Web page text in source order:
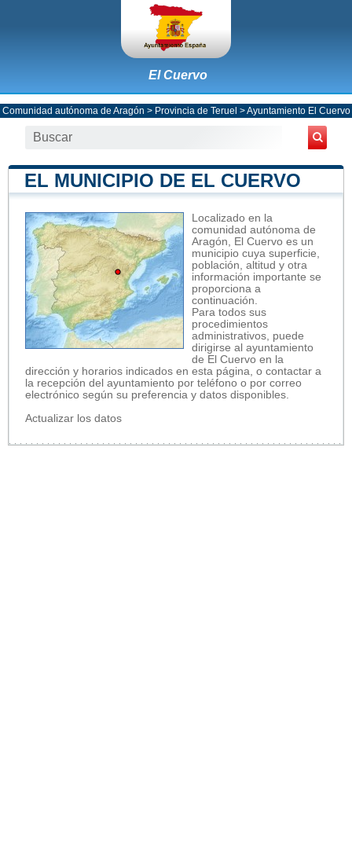
El Cuervo
Comunidad autónoma de Aragón > Provincia de Teruel >Ayuntamiento El Cuervo
EL MUNICIPIO DE EL CUERVO
Localizado en la
comunidad autónoma de
Aragón, El Cuervo es un
municipio cuya superficie,
población, altitud y otra
información importante se
proporciona a
continuación.
Para todos sus
procedimientos
administrativos, puede
dirigirse al ayuntamiento
de El Cuervo en la
dirección y horarios indicados en esta página, o contactar a
la recepción del ayuntamiento por teléfono o por correo
electrónico según su preferencia y datos disponibles.
Actualizar los datos